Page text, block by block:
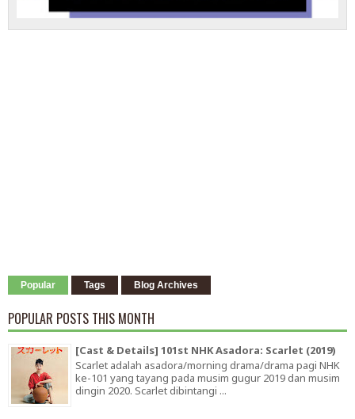
Popular Tags Blog Archives
POPULAR POSTS THIS MONTH
[Cast & Details] 101st NHK Asadora: Scarlet (2019)
Scarlet adalah asadora/morning drama/drama pagi NHK
ke-101 yang tayang pada musim gugur 2019 dan musim
dingin 2020. Scarlet dibintangi ...